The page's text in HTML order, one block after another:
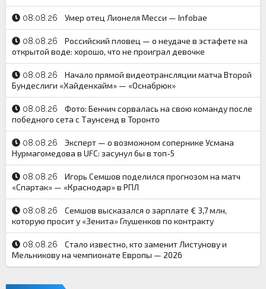
08.08.26 Умер отец Лионеля Месси — Infobae
08.08.26
Российский пловец — о неудаче в эстафете на
открытой воде: хорошо, что не проиграл девочке
08.08.26
Начало прямой видеотрансляции матча Второй
Бундеслиги «Хайденхайм» — «Оснабрюк»
08.08.26
Фото: Бенчич сорвалась на свою команду после
победного сета c Таунсенд в Торонто
08.08.26
Эксперт — о возможном сопернике Усмана
Нурмагомедова в UFC: засунул бы в топ-5
08.08.26
Игорь Семшов поделился прогнозом на матч
«Спартак» — «Краснодар» в РПЛ
08.08.26
Семшов высказался о зарплате € 3,7 млн,
которую просит у «Зенита» Глушенков по контракту
08.08.26
Стало известно, кто заменит Листунову и
Мельникову на чемпионате Европы — 2026